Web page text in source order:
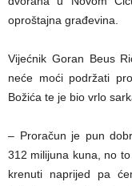
oproštajna građevina.
Vijećnik Goran Beus
neće moći podržati
Božića te je bio vrlo
– Proračun je pun
312 milijuna kuna, no
krenuti naprijed pa